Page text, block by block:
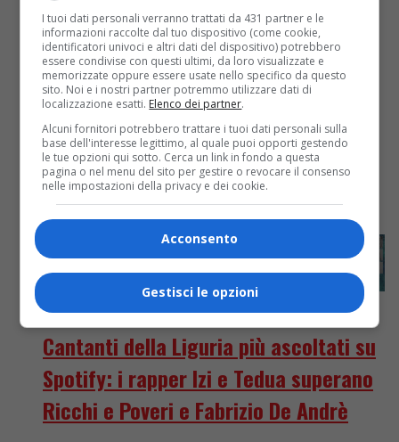
Ruggiero uscito lo scorso 5 dicembre. Un album live,
suggestivo e sentito, che testimonia un concerto
speciale...
Cantanti della Liguria più ascoltati su
Spotify: i rapper Izi e Tedua superano
Ricchi e Poveri e Fabrizio De Andrè
I tuoi dati personali verranno trattati da 431 partner e le
informazioni raccolte dal tuo dispositivo (come cookie,
identificatori univoci e altri dati del dispositivo) potrebbero
essere condivise con questi ultimi, da loro visualizzate e
memorizzate oppure essere usate nello specifico da questo
sito. Noi e i nostri partner potremmo utilizzare dati di
localizzazione esatti. Elenco dei partner.
Alcuni fornitori potrebbero trattare i tuoi dati personali sulla
base dell'interesse legittimo, al quale puoi opporti gestendo
le tue opzioni qui sotto. Cerca un link in fondo a questa
pagina o nel menu del sito per gestire o revocare il consenso
nelle impostazioni della privacy e dei cookie.
Acconsento
Gestisci le opzioni